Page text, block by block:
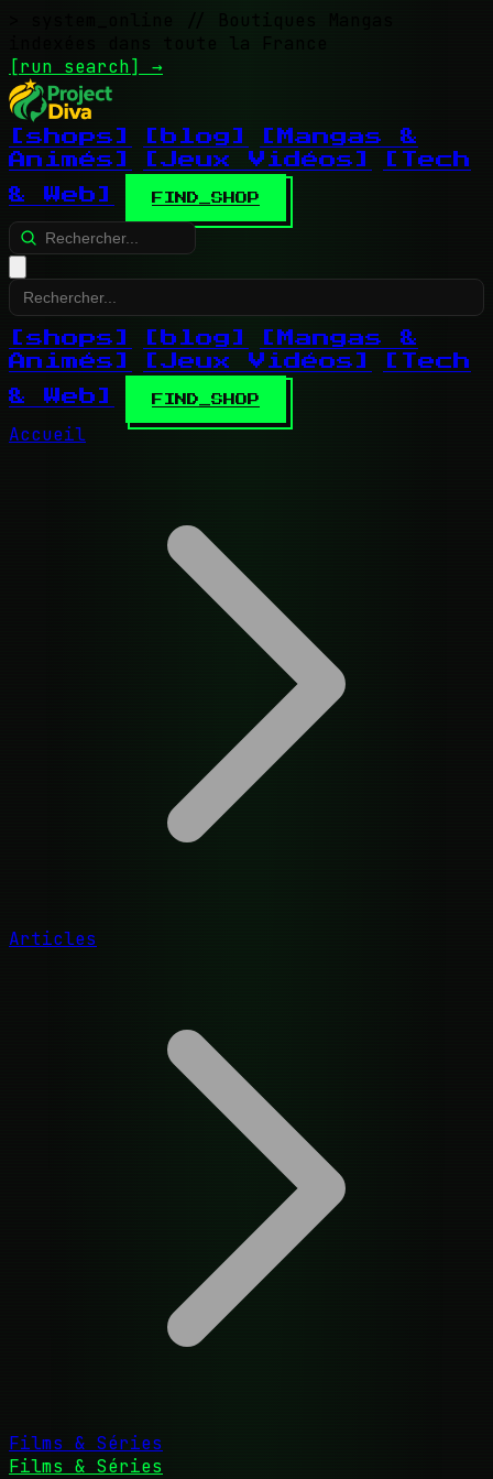
// Boutiques Mangas
indexées dans toute la France
[run search] →
[shops] [blog]
[Mangas &
Animés]
[Jeux Vidéos]
[Tech
& Web]
FIND_SHOP
[shops] [blog]
[Mangas &
Animés]
[Jeux Vidéos]
[Tech
& Web]
FIND_SHOP
Accueil
Articles
Films & Séries
Films & Séries